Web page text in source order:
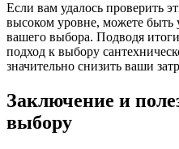
Если вам удалось проверить
высоком уровне, можете быть
вашего выбора. Подводя
подход к выбору
значительно снизить ваши
Заключение и
выбору